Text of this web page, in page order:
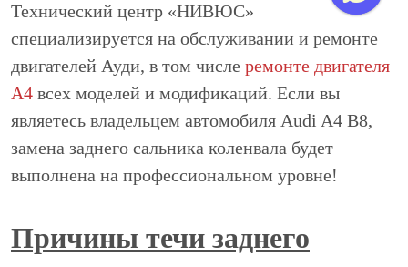
Технический центр «НИВЮС»
специализируется на обслуживании и ремонте
двигателей Ауди, в том числе ремонте двигателя
А4 всех моделей и модификаций. Если вы
являетесь владельцем автомобиля Audi A4 B8,
замена заднего сальника коленвала будет
выполнена на профессиональном уровне!
Причины течи заднего